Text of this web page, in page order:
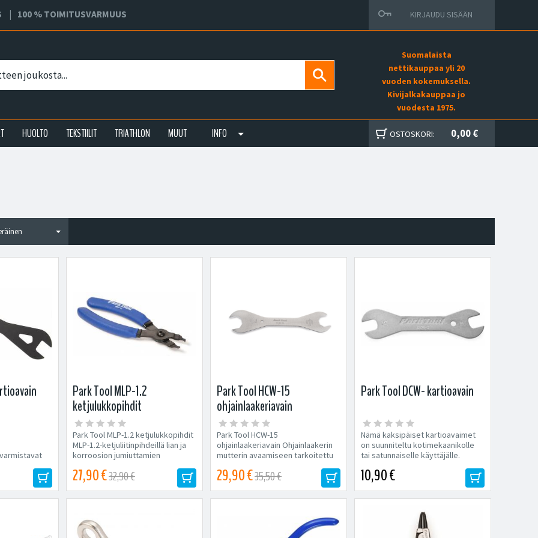
100 % TOIMITUSVARMUUS KIRJAUDU SISÄÄN
Suomalaista
nettikauppaa yli 20
vuoden kokemuksella.
Kivijalkakauppaa jo
vuodesta 1975.
HUOLTO TEKSTIILIT TRIATHLON MUUT INFO OSTOSKORI: 0,00 €
Park Tool MLP-1.2
ketjulukkopihdit
Park Tool MLP-1.2 ketjulukkopihdit
MLP-1.2-ketjuliitinpihdeillä lian ja
korroosion jumiuttamien
27,90 €32,90 €
Park Tool HCW-15
ohjainlaakeriavain
Park Tool HCW-15
ohjainlaakeriavain Ohjainlaakerin
mutterin avaamiseen tarkoitettu
29,90 €35,50 €
Park Tool DCW- kartioavain
Nämä kaksipäiset kartioavaimet
on suunniteltu kotimekaanikolle
tai satunnaiselle käyttäjälle.
10,90 €